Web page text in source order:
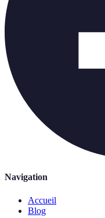
Navigation
Accueil
Blog